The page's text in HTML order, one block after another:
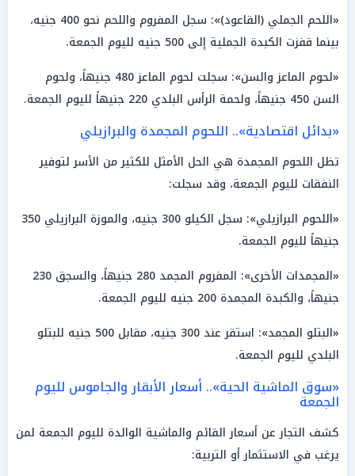
«اللحم الجملي (القاعود)»: سجل المفروم واللحم نحو 400 جنيه،
بينما قفزت الكبدة الجملية إلى 500 جنيه لليوم الجمعة.
«لحوم الماعز والسن»: سجلت لحوم الماعز 480 جنيهاً، ولحوم
السن 450 جنيهاً، ولحمة الرأس البلدي 220 جنيهاً لليوم الجمعة.
«بدائل اقتصادية».. اللحوم المجمدة والبرازيلي
تظل اللحوم المجمدة هي الحل الأمثل للكثير من الأسر لتوفير
النفقات لليوم الجمعة، وقد سجلت:
«اللحوم البرازيلي»: سجل الكيلو 300 جنيه، والموزة البرازيلي 350
جنيهاً لليوم الجمعة.
«المجمدات الأخرى»: المفروم المجمد 280 جنيهاً، والسجق 230
جنيهاً، والكبدة المجمدة 200 جنيه لليوم الجمعة.
«البتلو المجمد»: استقر عند 300 جنيه، مقابل 500 جنيه للبتلو
البلدي لليوم الجمعة.
«سوق الماشية الحية».. أسعار الأبقار والجاموس لليوم
الجمعة
كشف التجار عن أسعار القائم والماشية الوالدة لليوم الجمعة لمن
يرغب في الاستثمار أو التربية: